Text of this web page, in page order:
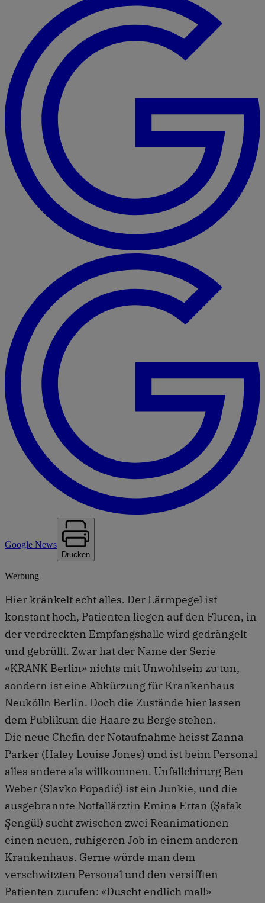
Google News
Drucken
Werbung
Hier kränkelt echt alles. Der Lärmpegel ist
konstant hoch, Patienten liegen auf den Fluren, in
der verdreckten Empfangshalle wird gedrängelt
und gebrüllt. Zwar hat der Name der Serie
«KRANK Berlin» nichts mit Unwohlsein zu tun,
sondern ist eine Abkürzung für Krankenhaus
Neukölln Berlin. Doch die Zustände hier lassen
dem Publikum die Haare zu Berge stehen.
Die neue Chefin der Notaufnahme heisst Zanna
Parker (Haley Louise Jones) und ist beim Personal
alles andere als willkommen. Unfallchirurg Ben
Weber (Slavko Popadić) ist ein Junkie, und die
ausgebrannte Notfallärztin Emina Ertan (Şafak
Şengül) sucht zwischen zwei Reanimationen
einen neuen, ruhigeren Job in einem anderen
Krankenhaus. Gerne würde man dem
verschwitzten Personal und den versifften
Patienten zurufen: «Duscht endlich mal!»